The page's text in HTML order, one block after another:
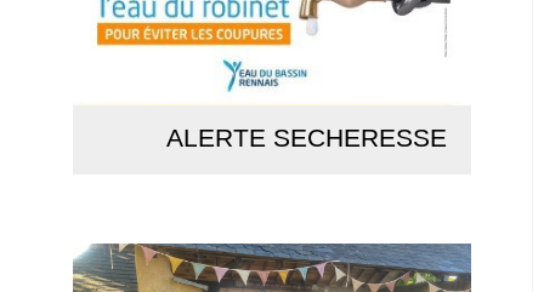
ALERTE SECHERESSE